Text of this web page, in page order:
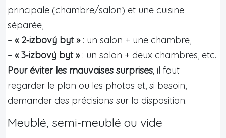
principale (chambre/salon) et une cuisine
séparée,
– « 2‑izbový byt »: un salon + une chambre,
– « 3‑izbový byt »: un salon + deux chambres, etc.
Pour éviter les mauvaises surprises, il faut
regarder le plan ou les photos et, si besoin,
demander des précisions sur la disposition.
Meublé, semi‑meublé ou vide